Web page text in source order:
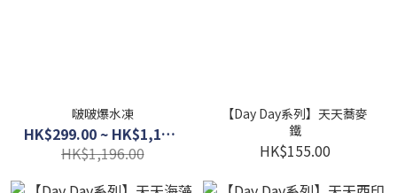
啵啵爆水凍
HK$299.00 ~ HK$1,120.00
HK$1,196.00
【Day Day系列】天天蕎麥
鐵
HK$155.00